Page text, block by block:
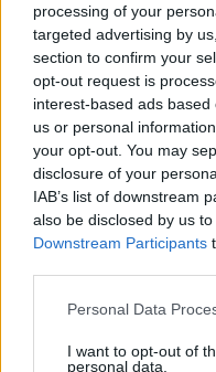
processing of your
targeted advertising by
section to confirm your
opt-out request is
interest-based ads
us or personal
your opt-out. You may
disclosure of your
IAB’s list of downstream
also be disclosed by us
Downstream Participants
Please note that this
not limited to your visit or
Personal Data
I want to opt-out of
personal data.
Ruff Bálint:
kecskeméti
(videóval)
Hogyan hatott
választási kimenetelt az
megjelenő MNB-
FN Falusi Norbert